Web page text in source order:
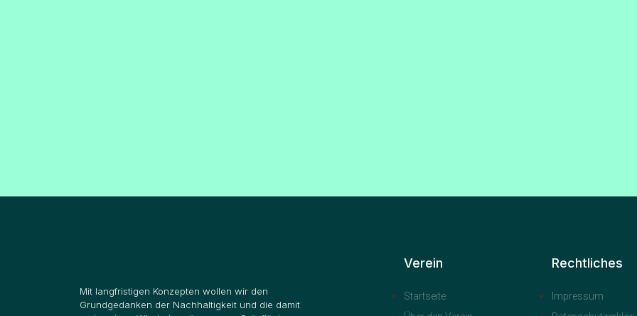
Mit langfristigen Konzepten wollen wir den
Grundgedanken der Nachhaltigkeit und die damit
Verein
Startseite
Rechtliches
Impressum